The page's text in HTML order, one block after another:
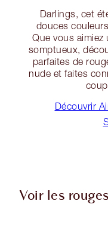
Darlings, cet
douces
Que vous
somptueux,
parfaites de
nude et faites
Découvrir
Voir les